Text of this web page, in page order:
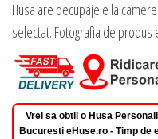
Husa are decupajele la
selectat. Fotografia de produs
Vrei sa obtii o Husa
Bucuresti eHuse.ro - Timp de